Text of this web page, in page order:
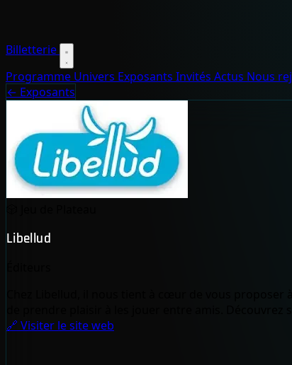
Billetterie
Programme Univers Exposants Invités Actus Nous
← Exposants
Libellud
Chez Libellud, il nous tient à cœur de vous
de prendre plaisir à les jouer entre amis.
🔗 Visiter le site web